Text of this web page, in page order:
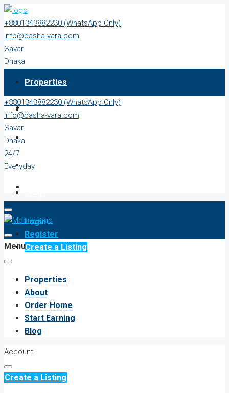
+8801343882230 (WhatsApp Only)
info@basha-vara.com
Savar
Dhaka
EverydayProperties
About
Start Earning
Login
Register
Create a Listing
+8801343882230 (WhatsApp Only)
info@basha-vara.com
Savar
Dhaka
24/7
Everyday
Menu
Properties
About
Order Home
Start Earning
Blog
Account
Create a Listing